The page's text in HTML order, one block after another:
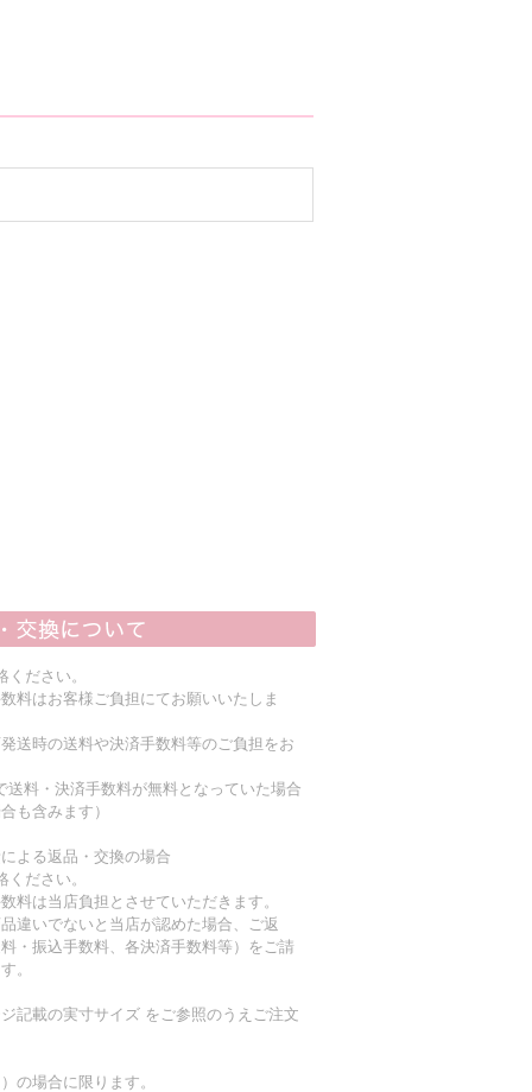
ください。
料はお客様ご負担にてお願いいたしま
送時の送料や決済手数料等のご負担をお
送料・決済手数料が無料となっていた場合
も含みます）
よる返品・交換の場合
ください。
料は当店負担とさせていただきます。
違いでないと当店が認めた場合、ご返
・振込手数料、各決済手数料等）をご請
。
記載の実寸サイズ をご参照のうえご注文
の場合に限ります。